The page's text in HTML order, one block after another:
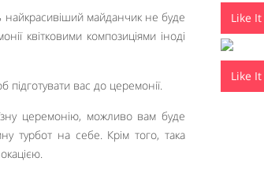
найкрасивіший майданчик не буде
квітковими композиціями іноді
вас до церемонії.
церемонію, можливо вам буде
турбот на себе. Крім того, така
Like It
Like It